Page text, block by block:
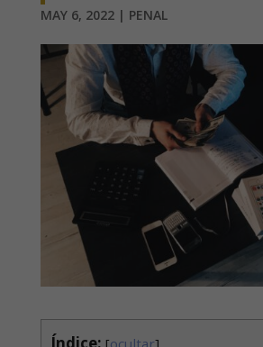
MAY 6, 2022| PENAL
Índice: [ocultar]